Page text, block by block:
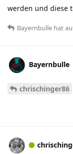
werden und diese
Bayernbulle hat
Bayernbulle
chrischinger86